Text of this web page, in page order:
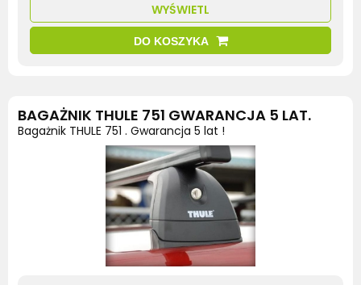
WYŚWIETL
DO KOSZYKA
BAGAŻNIK THULE 751 GWARANCJA 5 LAT.
Bagażnik THULE 751 . Gwarancja 5 lat !